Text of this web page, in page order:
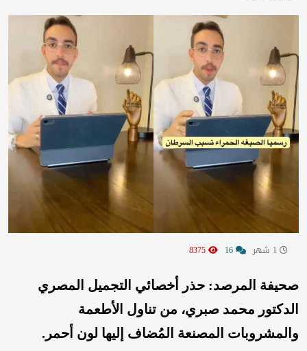
صحيفة المرصد: حذر أخصائي التجميل المصري
الدكتور محمد صبري، من تناول الأطعمة
والمشروبات المصنعة المُضاف إليها لون أحمر.